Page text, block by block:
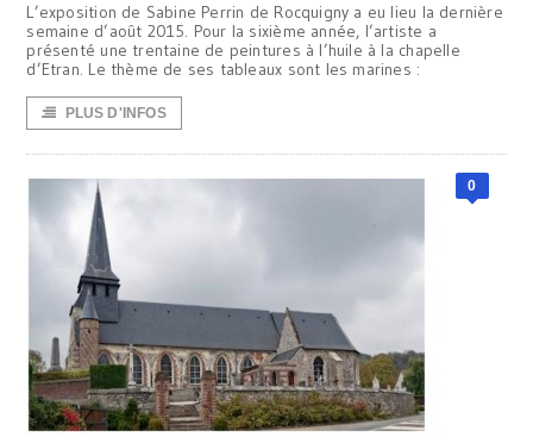
L’exposition de Sabine Perrin de Rocquigny a eu lieu la dernière
semaine d’août 2015. Pour la sixième année, l’artiste a
présenté une trentaine de peintures à l’huile à la chapelle
d’Etran. Le thème de ses tableaux sont les marines :
PLUS D'INFOS
0